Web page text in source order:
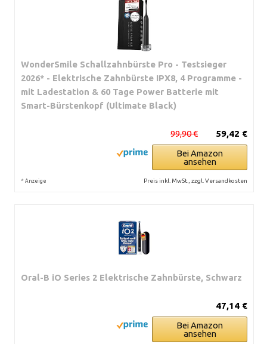
WonderSmile Schallzahnbürste Pro - Testsieger
2026* - Elektrische Zahnbürste IPX8, 4 Programme -
mit Ladestation & 60 Tage Power Batterie mit
Smart-Bürstenkopf (Ultimate Black)
59,42 €
99,90 €
Bei Amazon
ansehen
* Anzeige Preis inkl. MwSt., zzgl. Versandkosten
Oral-B iO Series 2 Elektrische Zahnbürste, Schwarz
47,14 €
Bei Amazon
ansehen